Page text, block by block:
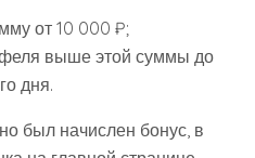
от 10 000 ₽;
выше этой суммы до
дня.
был начислен бонус, в